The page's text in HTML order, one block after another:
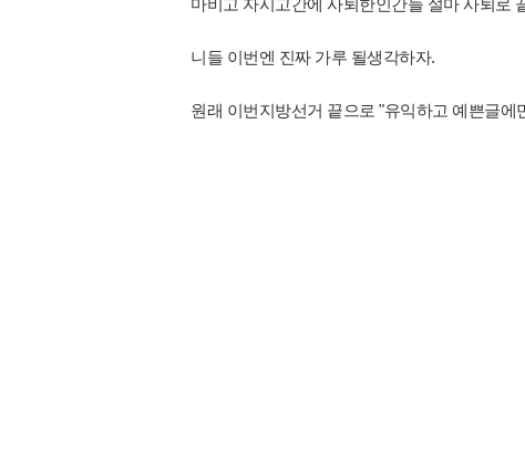
마비고 자시고간에 사퇴한인간들 설마 사퇴로
니들 이번엔 진짜 가루 될생각하자.
원래 이번지방선거 끝으로 "유익하고 예쁜글